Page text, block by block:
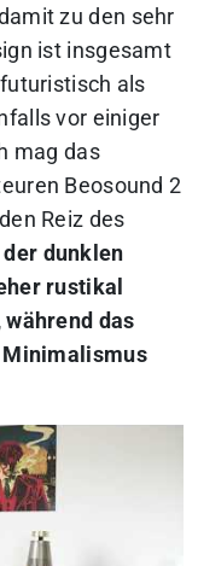
zu den sehr
ist insgesamt
als
vor einiger
mag das
Beosound 2
Reiz des
der dunklen
rustikal
das
Minimalismus